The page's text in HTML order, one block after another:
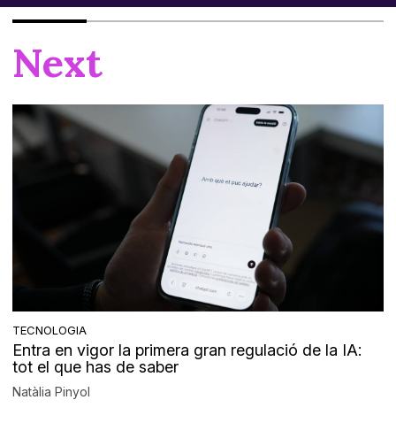
Next
TECNOLOGIA
Entra en vigor la primera gran regulació de la IA:
tot el que has de saber
Natàlia Pinyol